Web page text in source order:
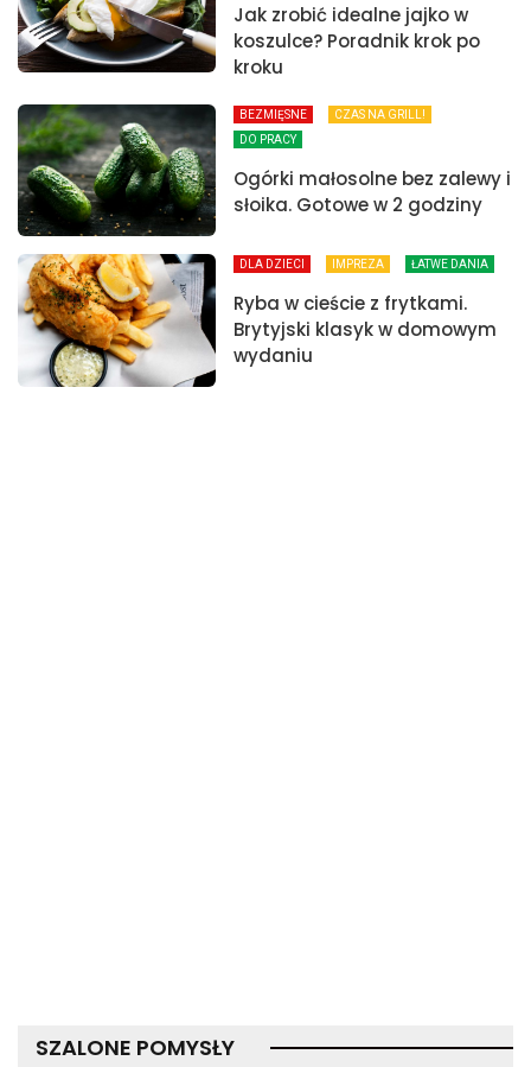
Jak zrobić idealne jajko w
koszulce? Poradnik krok po
kroku
BEZMIĘSNE
CZAS NA GRILL!
DO PRACY
Ogórki małosolne bez zalewy i
słoika. Gotowe w 2 godziny
DLA DZIECI IMPREZA ŁATWE DANIA
Ryba w cieście z frytkami.
Brytyjski klasyk w domowym
wydaniu
SZALONE POMYSŁY